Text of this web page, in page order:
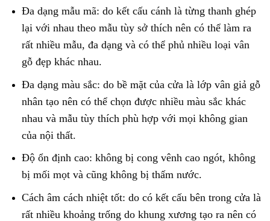
Đa dạng mẫu mã: do kết cấu cánh là từng thanh ghép
lại với nhau theo mẫu tùy sở thích nên có thể làm ra
rất nhiều mẫu, đa dạng và có thể phủ nhiều loại vân
gỗ đẹp khác nhau.
Đa dạng màu sắc: do bề mặt của cửa là lớp vân giả gỗ
nhân tạo nên có thể chọn được nhiều màu sắc khác
nhau và mẫu tùy thích phù hợp với mọi không gian
của nội thất.
Độ ổn định cao: không bị cong vênh cao ngót, không
bị mối mọt và cũng không bị thấm nước.
Cách âm cách nhiệt tốt: do có kết cấu bên trong cửa là
rất nhiều khoảng trống do khung xương tạo ra nên có